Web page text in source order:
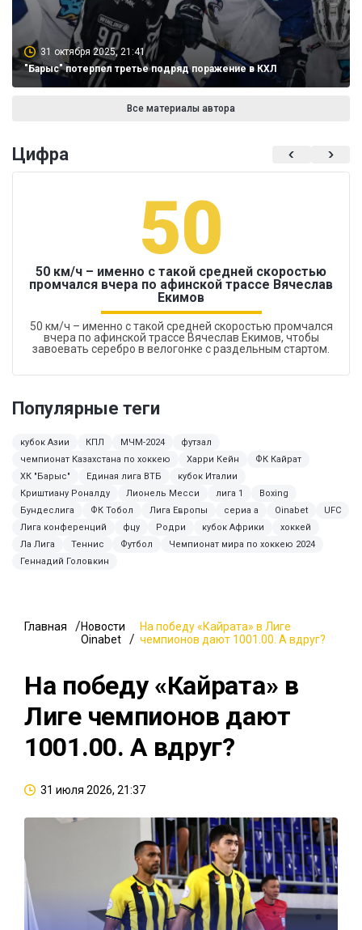
31 октября 2025, 21:41
"Барыс" потерпел третье подряд поражение в КХЛ
Все материалы автора
Цифра
50
50 км/ч – именно с такой средней скоростью
промчался вчера по афинской трассе Вячеслав
Екимов
50 км/ч – именно с такой средней скоростью промчался
вчера по афинской трассе Вячеслав Екимов, чтобы
завоевать серебро в велогонке с раздельным стартом.
Популярные теги
кубок Азии КПЛ МЧМ-2024
футзал
чемпионат Казахстана по хоккею
Харри Кейн
ФК Кайрат
ХК "Барыс"
Единая лига ВТБ
кубок Италии
Криштиану Роналду
Лионель Месси лига 1
Boxing
Бундеслига
ФК Тобол Лига Европы сериа а Oinabet
UFC
Лига конференций
фцу Родри кубок Африки
хоккей
Ла Лига
Теннис Футбол
Чемпионат мира по хоккею 2024
Геннадий Головкин
Главная
Новости
Oinabet
На победу «Кайрата» в Лиге
чемпионов дают 1001.00. А вдруг?
На победу «Кайрата» в
Лиге чемпионов дают
1001.00. А вдруг?
31 июля 2026, 21:37